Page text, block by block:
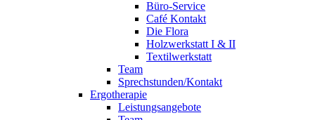
Büro-Service
Café Kontakt
Die Flora
Holzwerkstatt I & II
Textilwerkstatt
Team
Sprechstunden/Kontakt
Ergotherapie
Leistungsangebote